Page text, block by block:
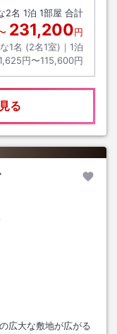
2名 1泊 1部屋 合計
231,200円
1名 (2名1室)｜ 1泊
円〜115,600円
る
広大な敷地が広がる